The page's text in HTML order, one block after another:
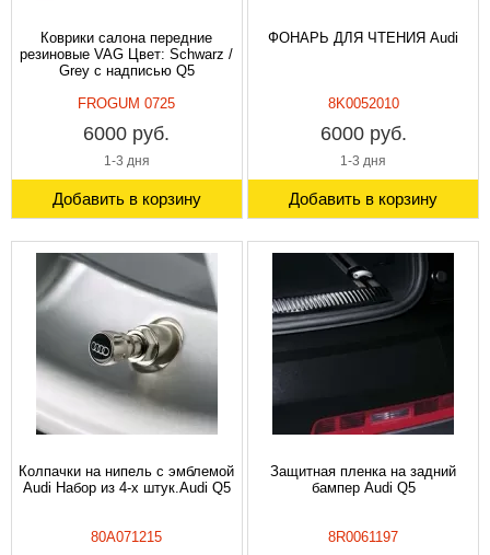
Коврики салона передние
резиновые VAG Цвет: Schwarz /
Grey с надписью Q5
FROGUM 0725
6000 руб.
1-3 дня
Добавить в корзину
ФОНАРЬ ДЛЯ ЧТЕНИЯ Audi
8K0052010
6000 руб.
1-3 дня
Добавить в корзину
Колпачки на нипель с эмблемой
Audi Набор из 4-х штук.Audi Q5
80A071215
Защитная пленка на задний
бампер Audi Q5
8R0061197